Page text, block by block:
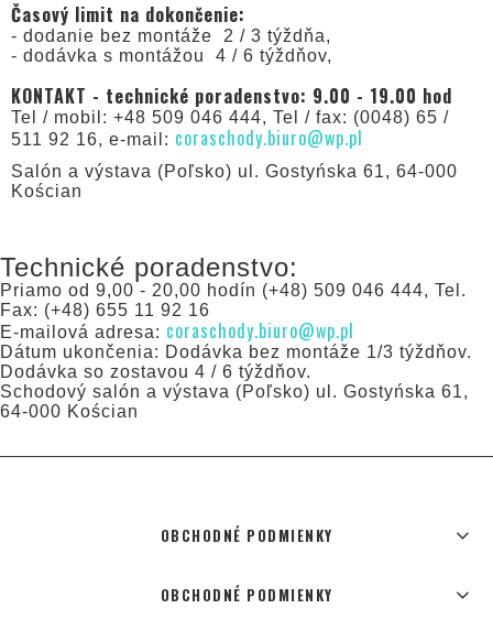
Časový limit na dokončenie:
- dodanie bez montáže 2 / 3 týždňa,
- dodávka s montážou 4 / 6 týždňov,
KONTAKT - technické poradenstvo: 9.00 - 19.00 hod
Tel / mobil: +48 509 046 444, Tel / fax: (0048) 65 /
511 92 16, e-mail: coraschody.biuro@wp.pl
Salón a výstava (Poľsko) ul. Gostyńska 61, 64-000
Kościan
Technické poradenstvo:
Priamo od 9,00 - 20,00 hodín (+48) 509 046 444, Tel.
Fax: (+48) 655 11 92 16
E-mailová adresa: coraschody.biuro@wp.pl
Dátum ukončenia: Dodávka bez montáže 1/3 týždňov.
Dodávka so zostavou 4 / 6 týždňov.
Schodový salón a výstava (Poľsko) ul. Gostyńska 61,
64-000 Kościan
OBCHODNÉ PODMIENKY
OBCHODNÉ PODMIENKY